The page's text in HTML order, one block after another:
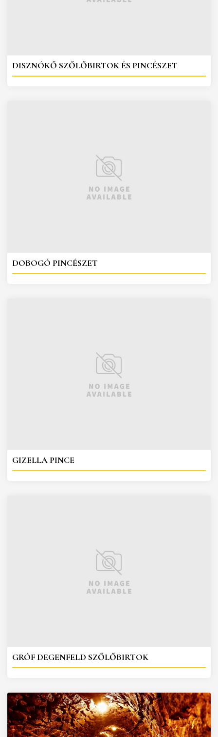
DISZNÓKŐ SZŐLŐBIRTOK ÉS PINCÉSZET
DOBOGÓ PINCÉSZET
GIZELLA PINCE
GRÓF DEGENFELD SZŐLŐBIRTOK